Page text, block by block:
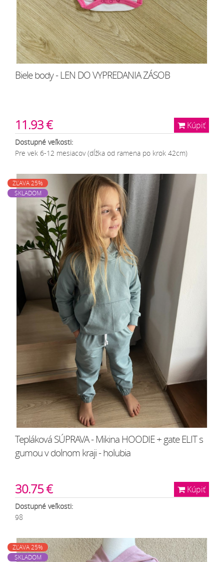
Biele body - LEN DO VYPREDANIA ZÁSOB
Kúpiť
11.93 €
Dostupné veľkosti:
Pre vek 6-12 mesiacov (dĺžka od ramena po krok 42cm)
ZĽAVA 25%
SKLADOM
Tepláková SÚPRAVA - Mikina HOODIE + gate ELIT s
gumou v dolnom kraji - holubia
Kúpiť
30.75 €
Dostupné veľkosti:
98
ZĽAVA 25%
SKLADOM